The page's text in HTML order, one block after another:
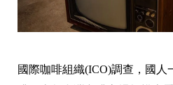
國際咖啡組織(ICO)調查，國人